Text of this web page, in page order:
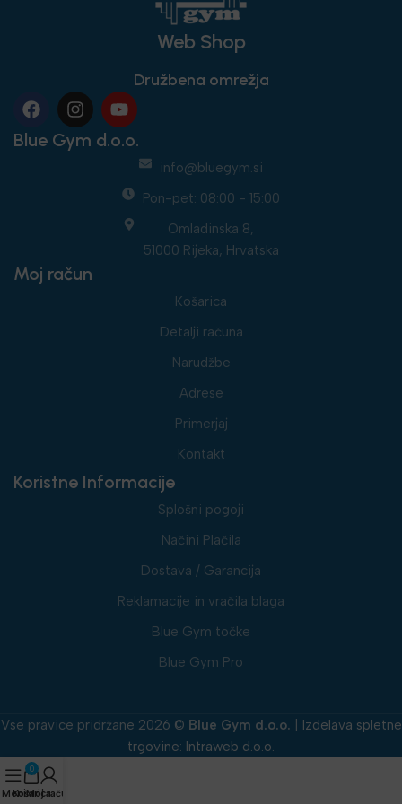
Web Shop
Družbena omrežja
Blue Gym d.o.o.
info@bluegym.si
Pon-pet: 08:00 - 15:00
Omladinska 8,
51000 Rijeka, Hrvatska
Moj račun
Košarica
Detalji računa
Narudžbe
Adrese
Primerjaj
Kontakt
Koristne Informacije
Splošni pogoji
Načini Plačila
Dostava / Garancija
Reklamacije in vračila blaga
Blue Gym točke
Blue Gym Pro
Vse pravice pridržane 2026 © Blue Gym d.o.o.
Izdelava spletne
trgovine: Intraweb d.o.o.
Meni
0
Košarica
Moj račun